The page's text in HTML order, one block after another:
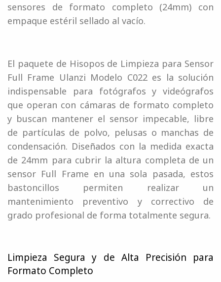
sensores de formato completo (24mm) con
empaque estéril sellado al vacío.
El paquete de Hisopos de Limpieza para Sensor
Full Frame Ulanzi Modelo C022 es la solución
indispensable para fotógrafos y videógrafos
que operan con cámaras de formato completo
y buscan mantener el sensor impecable, libre
de partículas de polvo, pelusas o manchas de
condensación. Diseñados con la medida exacta
de 24mm para cubrir la altura completa de un
sensor Full Frame en una sola pasada, estos
bastoncillos permiten realizar un
mantenimiento preventivo y correctivo de
grado profesional de forma totalmente segura.
Limpieza Segura y de Alta Precisión para
Formato Completo